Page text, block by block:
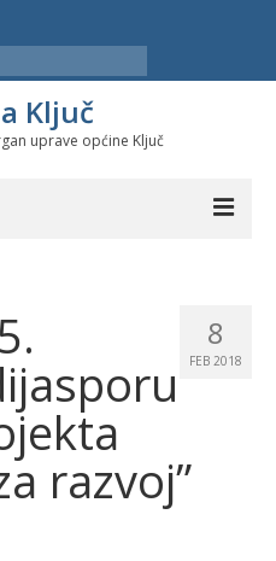
Ključ
uprave općine Ključ
u stambenom
8
FEB 2018
razvoj”